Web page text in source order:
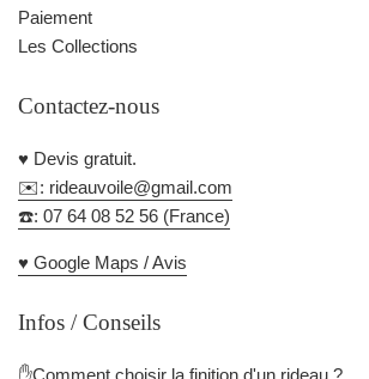
Paiement
Les Collections
Contactez-nous
♥️ Devis gratuit.
✉️: rideauvoile@gmail.com
☎️: 07 64 08 52 56 (France)
♥️ Google Maps / Avis
Infos / Conseils
✋Comment choisir la finition d'un rideau ?